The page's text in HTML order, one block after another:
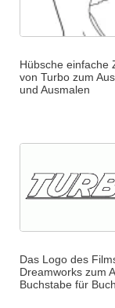
Hübsche einfache
von Turbo zum
und Ausmalen
Das Logo des
Dreamworks zum
Buchstabe für